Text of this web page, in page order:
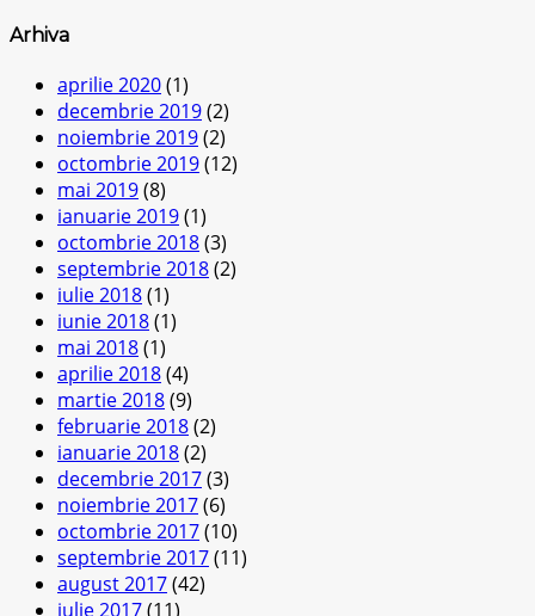
Arhiva
aprilie 2020(1)
decembrie 2019(2)
noiembrie 2019(2)
octombrie 2019(12)
mai 2019(8)
ianuarie 2019(1)
octombrie 2018(3)
septembrie 2018(2)
iulie 2018(1)
iunie 2018(1)
mai 2018(1)
aprilie 2018(4)
martie 2018(9)
februarie 2018(2)
ianuarie 2018(2)
decembrie 2017(3)
noiembrie 2017(6)
octombrie 2017(10)
septembrie 2017(11)
august 2017(42)
iulie 2017(11)